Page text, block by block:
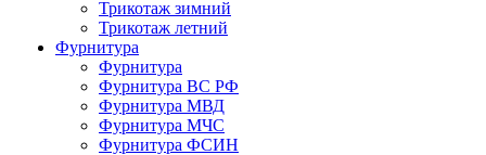
Трикотаж зимний
Трикотаж летний
Фурнитура
Фурнитура
Фурнитура ВС РФ
Фурнитура МВД
Фурнитура МЧС
Фурнитура ФСИН